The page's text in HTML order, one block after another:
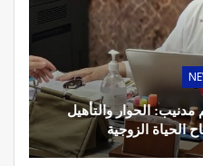
الحوار والتأهيل
الحياة الزوجية